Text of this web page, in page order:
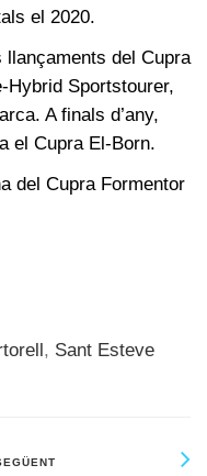
el 2020.
llançaments del Cupra
Hybrid Sportstourer,
A finals d’any,
el Cupra El-Born.
del Cupra Formentor
, Sant Esteve